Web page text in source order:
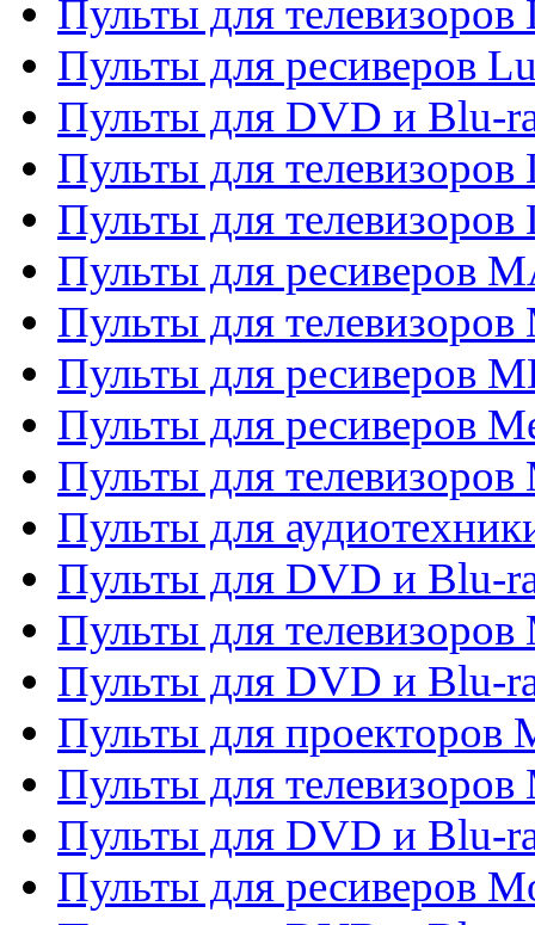
Пульты для
Пульты для ресиверов
Пульты для DVD и Blu-
Пульты для телевизоров
Пульты для телевизоров
Пульты для ресиверов
Пульты для телевизоров
Пульты для ресиверов
Пульты для ресиверов
Пульты для телевизоров
Пульты для
Пульты для DVD и Blu-
Пульты для
Пульты для DVD и Blu-
Пульты для проекторов
Пульты для
Пульты для DVD и Blu-
Пульты для ресиверов